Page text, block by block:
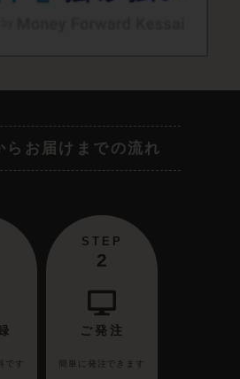
らお届けまでの流れ
です
STEP
2
ご発注
簡単に発注できます